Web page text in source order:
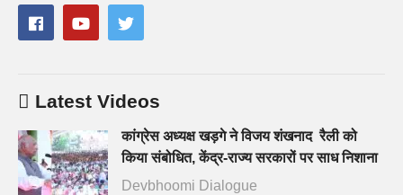
Latest Videos
कांग्रेस अध्यक्ष खड़गे ने विजय शंखनाद रैली को
किया संबोधित, केंद्र-राज्य सरकारों पर साध निशाना
Devbhoomi Dialogue